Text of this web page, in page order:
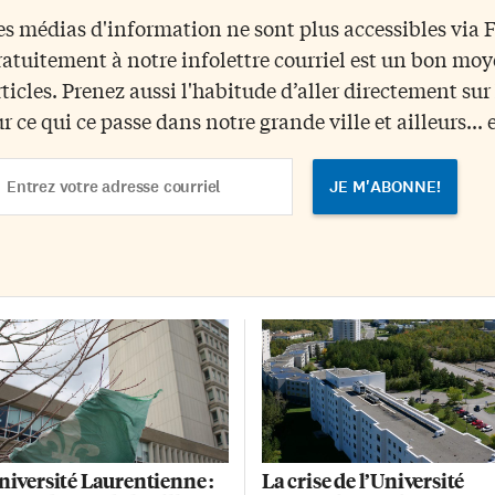
responsabilités. Son
contient plusieurs
concernant le manque de
et de communication
trois organismes en question.
le fait que le ministère des
la Laurentienne en décembre
[…]
possible d’obtenir en 4 ans une
formation technique et
universitaire. Dans le jargon, on
appelle ça une «passerelle 2+2».
Plus de flexibilité De plus en plus
populaire, ce modèle offre aux
médias d'information ne sont plus accessibles via
à notre infolettre courriel est un bon
Prenez aussi l'habitude d’aller directement
ce qui ce passe dans notre grande ville et ailleurs...
Laurentienne :
La crise de l’Université